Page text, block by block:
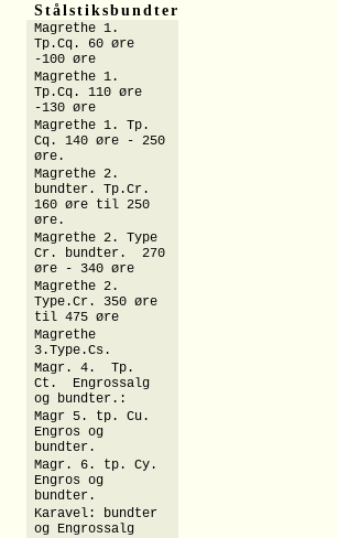
Stålstiksbundter
Magrethe 1.
Tp.Cq. 60 øre
-100 øre
Magrethe 1.
Tp.Cq. 110 øre
-130 øre
Magrethe 1. Tp.
Cq. 140 øre - 250
øre.
Magrethe 2.
bundter. Tp.Cr.
160 øre til 250
øre.
Magrethe 2. Type
Cr. bundter. 270
øre - 340 øre
Magrethe 2.
Type.Cr. 350 øre
til 475 øre
Magrethe
3.Type.Cs.
Magr. 4. Tp.
Ct. Engrossalg
og bundter.:
Magr 5. tp. Cu.
Engros og
bundter.
Magr. 6. tp. Cy.
Engros og
bundter.
Karavel: bundter
og Engrossalg